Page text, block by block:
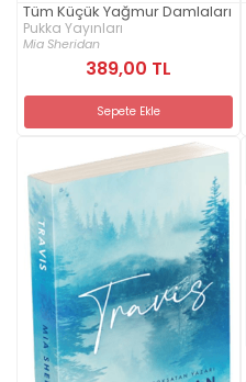
Tüm Küçük Yağmur Damlaları
Pukka Yayınları
Mia Sheridan
389,00 TL
Sepete Ekle